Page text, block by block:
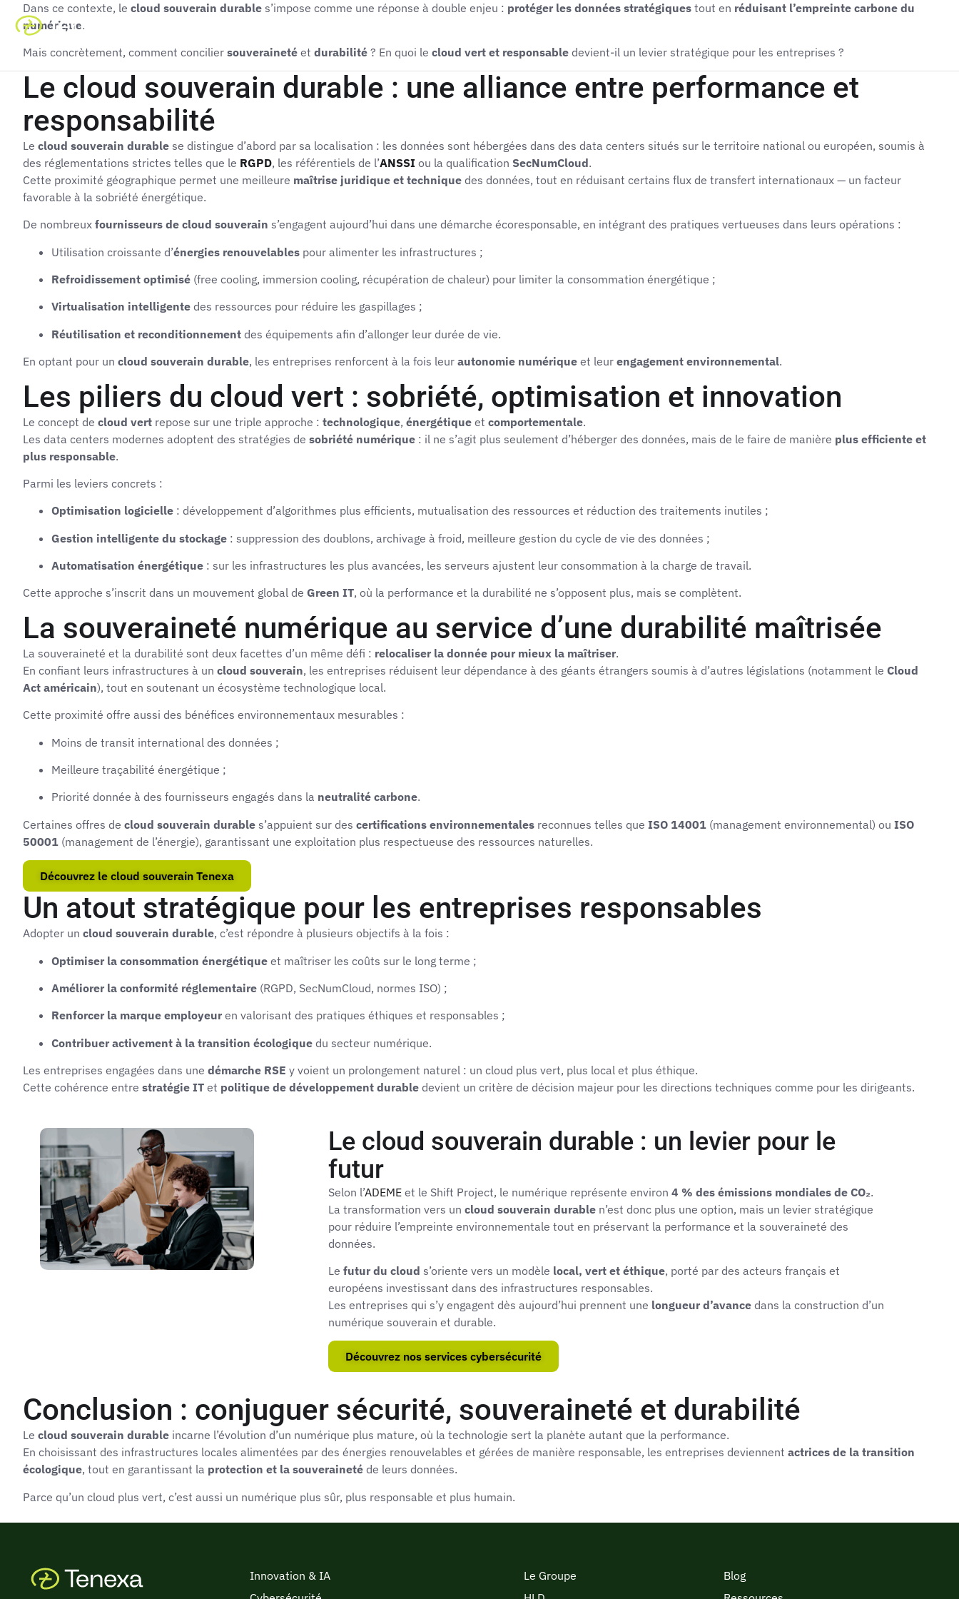
Dans ce contexte, le cloud souverain durable s’impose comme une réponse à double enjeu : protéger les données stratégiques tout en réduisant l’empreinte carbone du
numérique.
Mais concrètement, comment concilier souveraineté et durabilité ? En quoi le cloud vert et responsable devient-il un levier stratégique pour les entreprises ?
Le cloud souverain durable : une alliance entre performance et
responsabilité
Le cloud souverain durable se distingue d’abord par sa localisation : les données sont hébergées dans des data centers situés sur le territoire national ou européen, soumis à
des réglementations strictes telles que le RGPD, les référentiels de l’ANSSI ou la qualification SecNumCloud.
Cette proximité géographique permet une meilleure maîtrise juridique et technique des données, tout en réduisant certains flux de transfert internationaux — un facteur
favorable à la sobriété énergétique.
De nombreux fournisseurs de cloud souverain s’engagent aujourd’hui dans une démarche écoresponsable, en intégrant des pratiques vertueuses dans leurs opérations :
Utilisation croissante d’énergies renouvelables pour alimenter les infrastructures ;
Refroidissement optimisé (free cooling, immersion cooling, récupération de chaleur) pour limiter la consommation énergétique ;
Virtualisation intelligente des ressources pour réduire les gaspillages ;
Réutilisation et reconditionnement des équipements afin d’allonger leur durée de vie.
En optant pour un cloud souverain durable, les entreprises renforcent à la fois leur autonomie numérique et leur engagement environnemental.
Les piliers du cloud vert : sobriété, optimisation et innovation
Le concept de cloud vert repose sur une triple approche : technologique, énergétique et comportementale.
Les data centers modernes adoptent des stratégies de sobriété numérique : il ne s’agit plus seulement d’héberger des données, mais de le faire de manière plus efficiente et
plus responsable.
Parmi les leviers concrets :
Optimisation logicielle : développement d’algorithmes plus efficients, mutualisation des ressources et réduction des traitements inutiles ;
Gestion intelligente du stockage : suppression des doublons, archivage à froid, meilleure gestion du cycle de vie des données ;
Automatisation énergétique : sur les infrastructures les plus avancées, les serveurs ajustent leur consommation à la charge de travail.
Cette approche s’inscrit dans un mouvement global de Green IT, où la performance et la durabilité ne s’opposent plus, mais se complètent.
La souveraineté numérique au service d’une durabilité maîtrisée
La souveraineté et la durabilité sont deux facettes d’un même défi : relocaliser la donnée pour mieux la maîtriser.
En confiant leurs infrastructures à un cloud souverain, les entreprises réduisent leur dépendance à des géants étrangers soumis à d’autres législations (notamment le Cloud
Act américain), tout en soutenant un écosystème technologique local.
Cette proximité offre aussi des bénéfices environnementaux mesurables :
Moins de transit international des données ;
Meilleure traçabilité énergétique ;
Priorité donnée à des fournisseurs engagés dans la neutralité carbone.
Certaines offres de cloud souverain durable s’appuient sur des certifications environnementales reconnues telles que ISO 14001 (management environnemental) ou ISO
50001 (management de l’énergie), garantissant une exploitation plus respectueuse des ressources naturelles.
Découvrez le cloud souverain Tenexa
Un atout stratégique pour les entreprises responsables
Adopter un cloud souverain durable, c’est répondre à plusieurs objectifs à la fois :
Optimiser la consommation énergétique et maîtriser les coûts sur le long terme ;
Améliorer la conformité réglementaire (RGPD, SecNumCloud, normes ISO) ;
Renforcer la marque employeur en valorisant des pratiques éthiques et responsables ;
Contribuer activement à la transition écologique du secteur numérique.
Les entreprises engagées dans une démarche RSE y voient un prolongement naturel : un cloud plus vert, plus local et plus éthique.
Cette cohérence entre stratégie IT et politique de développement durable devient un critère de décision majeur pour les directions techniques comme pour les dirigeants.
Le cloud souverain durable : un levier pour le
futur
Selon l’ADEME et le Shift Project, le numérique représente environ4 % des émissions mondiales de CO₂.
La transformation vers uncloud souverain durable n’est donc plus une option, mais un levier stratégique
pour réduire l’empreinte environnementale tout en préservant la performance et la souveraineté des
données.
Lefutur du cloud s’oriente vers un modèle local, vert et éthique, porté par des acteurs français et
européens investissant dans des infrastructures responsables.
Les entreprises qui s’y engagent dès aujourd’hui prennent une longueur d’avance dans la construction d’un
numérique souverain et durable.
Découvrez nos services cybersécurité
Conclusion : conjuguer sécurité, souveraineté et durabilité
Le cloud souverain durable incarne l’évolution d’un numérique plus mature, où la technologie sert la planète autant que la performance.
En choisissant des infrastructures locales alimentées par des énergies renouvelables et gérées de manière responsable, les entreprises deviennent actrices de la transition
écologique, tout en garantissant la protection et la souveraineté de leurs données.
Parce qu’un cloud plus vert, c’est aussi un numérique plus sûr, plus responsable et plus humain.
Innovation & IA
Le Groupe
Blog